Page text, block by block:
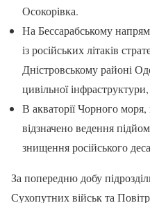
Осокорівка.
На Бессарабському
із російських літаків
Дністровському районі
цивільної
В акваторії Чорного
відзначено ведення
знищення російського
За попередню добу
Сухопутних військ та